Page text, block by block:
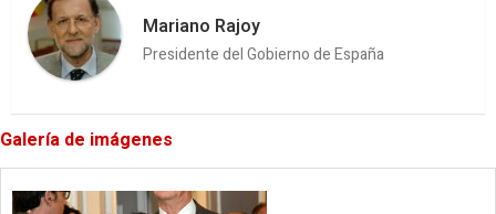
Mariano Rajoy
Presidente del Gobierno de España
Galería de imágenes